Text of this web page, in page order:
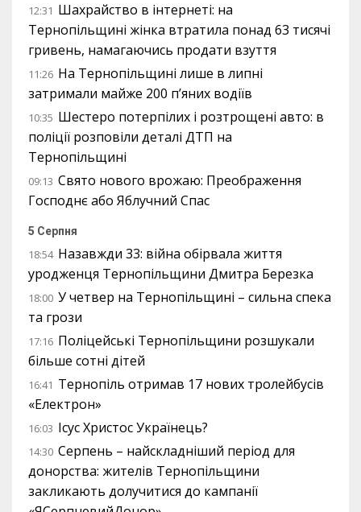
12:31 Шахрайство в інтернеті: на
Тернопільщині жінка втратила понад 63 тисячі
гривень, намагаючись продати взуття
11:26 На Тернопільщині лише в липні
затримали майже 200 п’яних водіїв
10:35 Шестеро потерпілих і розтрощені авто: в
поліції розповіли деталі ДТП на
Тернопільщині
09:13 Свято нового врожаю: Преображення
Господнє або Яблучний Спас
5 Серпня
18:54 Назавжди 33: війна обірвала життя
уродженця Тернопільщини Дмитра Березка
18:00 У четвер на Тернопільщині – сильна спека
та грози
17:16 Поліцейські Тернопільщини розшукали
більше сотні дітей
16:41 Тернопіль отримав 17 нових тролейбусів
«Електрон»
16:03 Ісус Христос Українець?
14:30 Серпень – найскладніший період для
донорства: жителів Тернопільщини
закликають долучитися до кампанії